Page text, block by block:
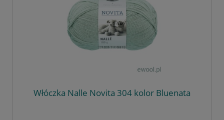
Włóczka Nalle Novita 304 kolor Bluenata